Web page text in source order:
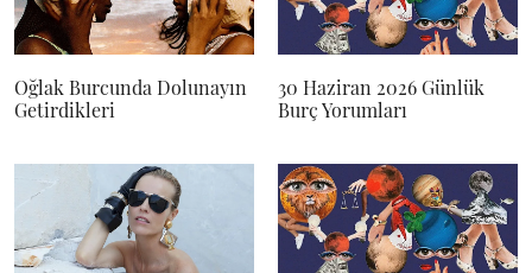
Oğlak Burcunda Dolunayın
Getirdikleri
30 Haziran 2026 Günlük
Burç Yorumları